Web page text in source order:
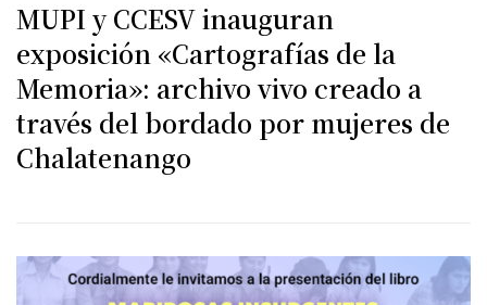
MUPI y CCESV inauguran
exposición «Cartografías de la
Memoria»: archivo vivo creado a
través del bordado por mujeres de
Chalatenango